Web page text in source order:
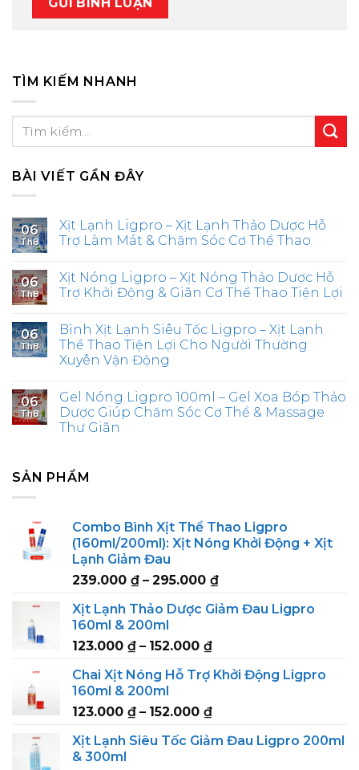
TÌM KIẾM NHANH
BÀI VIẾT GẦN ĐÂY
06
Th8
Xịt Lạnh Ligpro – Xịt Lạnh Thảo Dược Hỗ
Trợ Làm Mát & Chăm Sóc Cơ Thể Thao
06
Th8
Xịt Nóng Ligpro – Xịt Nóng Thảo Dược Hỗ
Trợ Khởi Động & Giãn Cơ Thể Thao Tiện Lợi
06
Th8
Bình Xịt Lạnh Siêu Tốc Ligpro – Xịt Lạnh
Thể Thao Tiện Lợi Cho Người Thường
Xuyên Vận Động
06
Th8
Gel Nóng Ligpro 100ml – Gel Xoa Bóp Thảo
Dược Giúp Chăm Sóc Cơ Thể & Massage
Thư Giãn
SẢN PHẨM
Combo Bình Xịt Thể Thao Ligpro
(160ml/200ml): Xịt Nóng Khởi Động + Xịt
Lạnh Giảm Đau
239.000 ₫ – 295.000 ₫Price
239.000 ₫
Xịt Lạnh Thảo Dược Giảm Đau Ligpro
160ml & 200ml
123.000 ₫ – 152.000 ₫Price
123.000 ₫
152.000 ₫
Chai Xịt Nóng Hỗ Trợ Khởi Động Ligpro
160ml & 200ml
123.000 ₫ – 152.000 ₫Price
123.000 ₫
Xịt Lạnh Siêu Tốc Giảm Đau Ligpro 200ml
& 300ml